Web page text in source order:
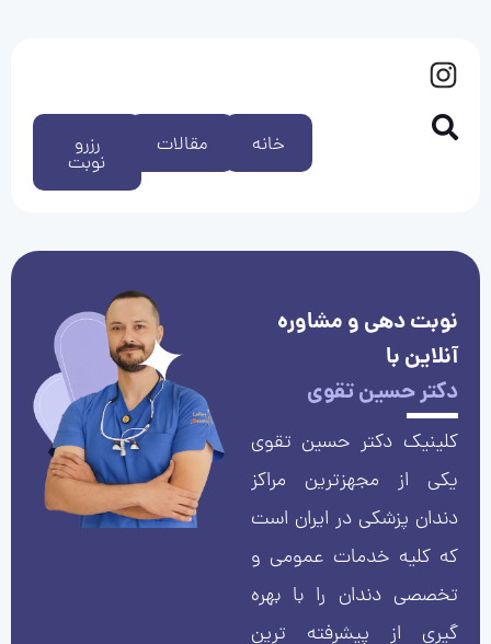
رزرو
نوبت
مقالات خانه
نوبت دهی و مشاوره
آنلاین با
دکتر حسین تقوی
کلینیک دکتر حسین تقوی
یکی از مجهزترین مراکز
دندان پزشکی در ایران است
که کلیه خدمات عمومی و
تخصصی دندان را با بهره
گیری از پیشرفته ترین